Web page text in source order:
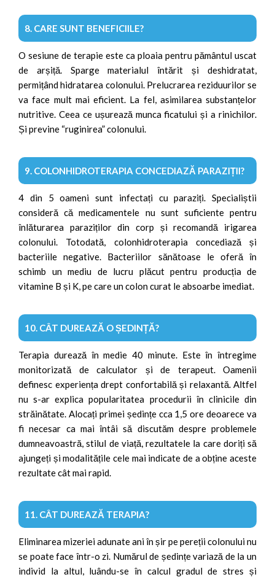
8. CARE SUNT BENEFICIILE?
O sesiune de terapie este ca ploaia pentru pământul uscat
de arșiță. Sparge materialul întărit și deshidratat,
permițând hidratarea colonului. Prelucrarea reziduurilor se
va face mult mai eficient. La fel, asimilarea substanțelor
nutritive. Ceea ce ușurează munca ficatului și a rinichilor.
Și previne “ruginirea” colonului.
9. COLONHIDROTERAPIA CONCEDIAZĂ PARAZIȚII?
4 din 5 oameni sunt infectați cu paraziți. Specialiștii
consideră că medicamentele nu sunt suficiente pentru
înlăturarea paraziților din corp și recomandă irigarea
colonului. Totodată, colonhidroterapia concediază și
bacteriile negative. Bacteriilor sănătoase le oferă în
schimb un mediu de lucru plăcut pentru producția de
vitamine B și K, pe care un colon curat le absoarbe imediat.
10. CÂT DUREAZĂ O ȘEDINȚĂ?
Terapia durează în medie 40 minute. Este în întregime
monitorizată de calculator și de terapeut. Oamenii
definesc experiența drept confortabilă și relaxantă. Altfel
nu s-ar explica popularitatea procedurii în clinicile din
străinătate. Alocați primei ședințe cca 1,5 ore deoarece va
fi necesar ca mai întâi să discutăm despre problemele
dumneavoastră, stilul de viață, rezultatele la care doriți să
ajungeți și modalitățile cele mai indicate de a obține aceste
rezultate cât mai rapid.
11. CÂT DUREAZĂ TERAPIA?
Eliminarea mizeriei adunate ani în șir pe pereții colonului nu
se poate face într-o zi. Numărul de ședințe variază de la un
individ la altul, luându-se în calcul gradul de stres și